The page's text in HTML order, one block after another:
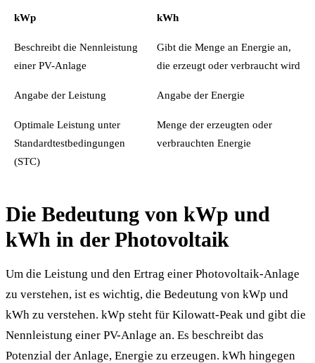
kWp kWh
Beschreibt die Nennleistung
einer PV-Anlage
Gibt die Menge an Energie an,
die erzeugt oder verbraucht wird
Angabe der Leistung Angabe der Energie
Optimale Leistung unter
Standardtestbedingungen
(STC)
Menge der erzeugten oder
verbrauchten Energie
Die Bedeutung von kWp und
kWh in der Photovoltaik
Um die Leistung und den Ertrag einer Photovoltaik-Anlage
zu verstehen, ist es wichtig, die Bedeutung von kWp und
kWh zu verstehen. kWp steht für Kilowatt-Peak und gibt die
Nennleistung einer PV-Anlage an. Es beschreibt das
Potenzial der Anlage, Energie zu erzeugen. kWh hingegen